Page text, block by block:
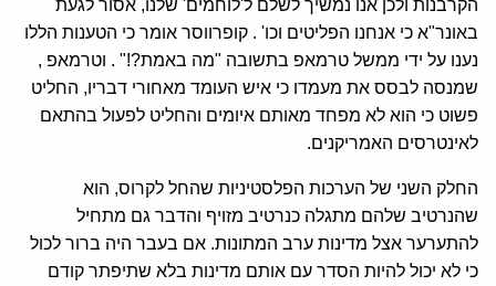
הקרבנות ולכן אנו נמשיך לשלם ל'לוחמים' שלנו, אסור לגעת
באונר"א כי אנחנו הפליטים וכו' . קופרווסר אומר כי הטענות הללו
נענו על ידי ממשל טרמאפ בתשובה "מה באמת?!" . וטרמאפ ,
שמנסה לבסס את מעמדו כי איש העומד מאחורי דבריו, החליט
פשוט כי הוא לא מפחד מאותם איומים והחליט לפעול בהתאם
לאינטרסים האמריקנים.
החלק השני של הערכות הפלסטיניות שהחל לקרוס, הוא
שהנרטיב שלהם מתגלה כנרטיב מזויף והדבר גם מתחיל
להתערער אצל מדינות ערב המתונות. אם בעבר היה ברור לכול
כי לא יכול להיות הסדר עם אותם מדינות בלא שתיפתר קודם